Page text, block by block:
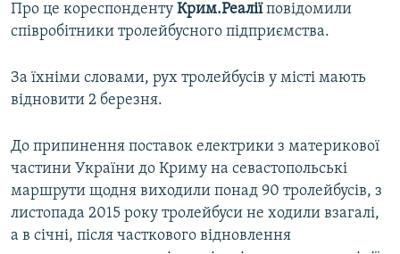
Про це кореспонденту Крим.Реаліїповідомили
співробітники тролейбусного підприємства.
За їхніми словами, рух тролейбусів у місті мають
відновити 2 березня.
До припинення поставок електрики з материкової
частини України до Криму на севастопольські
маршрути щодня виходили понад 90 тролейбусів, з
листопада 2015 року тролейбуси не ходили взагалі,
а в січні, після часткового відновлення